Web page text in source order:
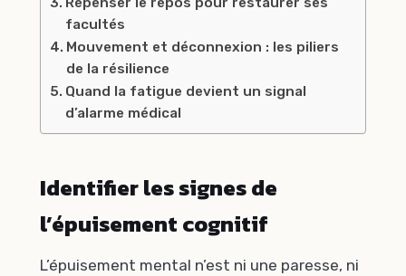
facultés
Mouvement et déconnexion : les piliers
de la résilience
Quand la fatigue devient un signal
d’alarme médical
Identifier les signes de
l’épuisement cognitif
L’épuisement mental n’est ni une paresse, ni